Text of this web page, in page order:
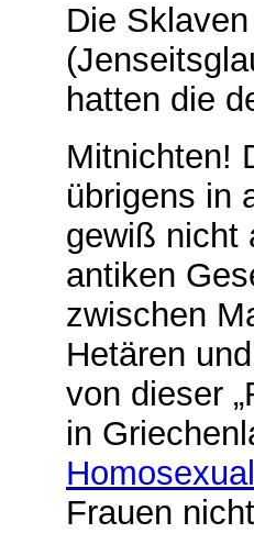
Die
hatten die
Mitnichten!
übrigens in
gewiß nicht
antiken
zwischen
Hetären
von dieser
in
Frauen